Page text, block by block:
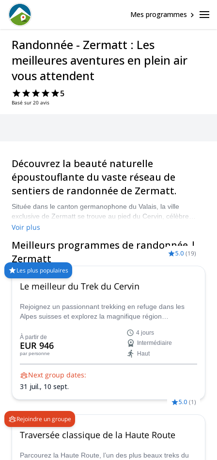
Mes programmes
Randonnée - Zermatt : Les
meilleures aventures en plein air
vous attendent
5
Basé sur 20 avis
Découvrez la beauté naturelle
époustouflante du vaste réseau de
sentiers de randonnée de Zermatt.
Située dans le canton germanophone du Valais, la ville
exclusive de Zermatt se trouve au pied du Cervin, célèbre
dans le monde entier. Entourée de vues imprenables sur les
départ de vacances de randonnée uniques. Faites votre choix
parmi notre sélection de programmes de randonnée ci-
dessous et engagez un guide certifié pour votre voyage à
Zermatt !
Voir plus
Meilleurs programmes de randonnée |
Zermatt
Les plus populaires
5.0 (19)
Le meilleur du Trek du Cervin
Rejoignez un passionnant trekking en refuge dans les
Alpes suisses et explorez la magnifique région
À partir de
EUR 946
par personne
4 jours
Intermédiaire
Haut
Next group dates:
31 juil., 10 sept.
Rejoindre un groupe
5.0 (1)
Traversée classique de la Haute Route
Parcourez la Haute Route, l’un des plus beaux treks du